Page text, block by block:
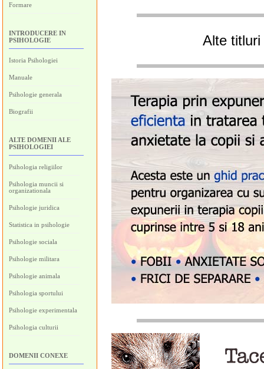
Formare
INTRODUCERE IN
PSIHOLOGIE
Istoria Psihologiei
Manuale
Psihologie generala
Biografii
ALTE DOMENII ALE
PSIHOLOGIEI
Psihologia religiilor
Psihologia muncii si
organizationala
Psihologie juridica
Statistica in psihologie
Psihologie sociala
Psihologie militara
Psihologie animala
Psihologia sportului
Psihologie experimentala
Psihologia culturii
DOMENII CONEXE
Alte